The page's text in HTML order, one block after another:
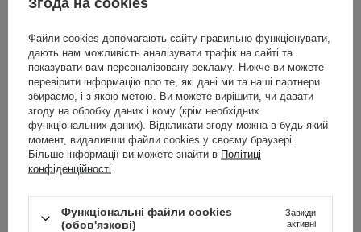
Файли cookies допомагають сайту правильно функціонувати,
дають нам можливість аналізувати трафік на сайті та
показувати вам персоналізовану рекламу. Нижче ви можете
перевірити інформацію про те, які дані ми та наші партнери
збираємо, і з якою метою. Ви можете вирішити, чи давати
згоду на обробку даних і кому (крім необхідних
функціональних даних). Відкликати згоду можна в будь-який
момент, видаливши файли cookies у своєму браузері.
Більше інформації ви можете знайти в Політиці
конфіденційності
Функціональні файли cookies
(обов'язкові)
Завжди
активні